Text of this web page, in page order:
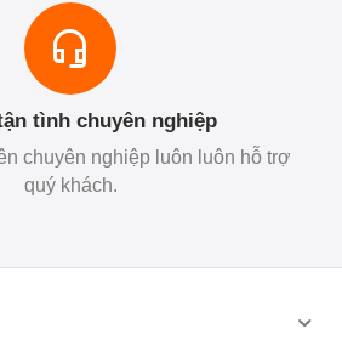
tình chuyên nghiệp
chuyên nghiệp luôn luôn hỗ trợ
quý khách.